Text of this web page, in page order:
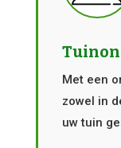
Met een
zowel in
uw tuin